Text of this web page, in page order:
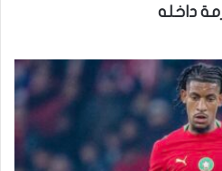
داخله